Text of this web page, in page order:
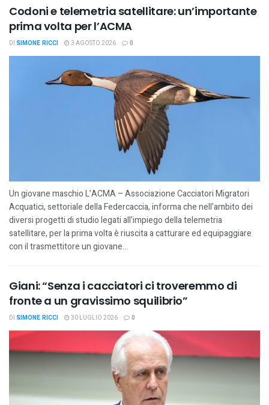
Codoni e telemetria satellitare: un’importante
prima volta per l’ACMA
DI SIMONE RICCI 3 AGOSTO 2026 0
Un giovane maschio L’ACMA – Associazione Cacciatori Migratori
Acquatici, settoriale della Federcaccia, informa che nell’ambito dei
diversi progetti di studio legati all’impiego della telemetria
satellitare, per la prima volta è riuscita a catturare ed equipaggiare
con il trasmettitore un giovane...
Giani: “Senza i cacciatori ci troveremmo di
fronte a un gravissimo squilibrio”
DI SIMONE RICCI 30 LUGLIO 2026 0